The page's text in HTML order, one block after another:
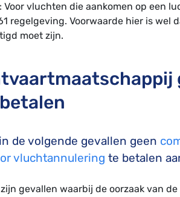
vluchten die aankomen op een
regelgeving. Voorwaarde hier is
moet zijn.
de volgende gevallen geen
vluchtannulering te betalen
gevallen waarbij de oorzaak van